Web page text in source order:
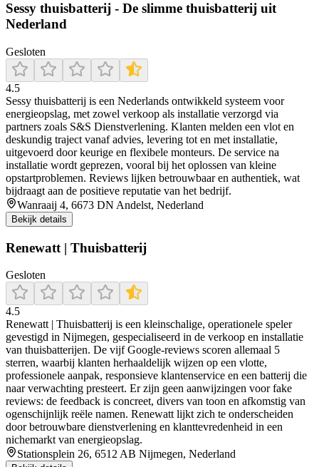
Sessy thuisbatterij - De slimme thuisbatterij uit
Nederland
Gesloten
4.5
Sessy thuisbatterij is een Nederlands ontwikkeld systeem voor
energieopslag, met zowel verkoop als installatie verzorgd via
partners zoals S&S Dienstverlening. Klanten melden een vlot en
deskundig traject vanaf advies, levering tot en met installatie,
uitgevoerd door keurige en flexibele monteurs. De service na
installatie wordt geprezen, vooral bij het oplossen van kleine
opstartproblemen. Reviews lijken betrouwbaar en authentiek, wat
bijdraagt aan de positieve reputatie van het bedrijf.
Wanraaij 4, 6673 DN Andelst, Nederland
Bekijk details
Renewatt | Thuisbatterij
Gesloten
4.5
Renewatt | Thuisbatterij is een kleinschalige, operationele speler
gevestigd in Nijmegen, gespecialiseerd in de verkoop en installatie
van thuisbatterijen. De vijf Google-reviews scoren allemaal 5
sterren, waarbij klanten herhaaldelijk wijzen op een vlotte,
professionele aanpak, responsieve klantenservice en een batterij die
naar verwachting presteert. Er zijn geen aanwijzingen voor fake
reviews: de feedback is concreet, divers van toon en afkomstig van
ogenschijnlijk reële namen. Renewatt lijkt zich te onderscheiden
door betrouwbare dienstverlening en klanttevredenheid in een
nichemarkt van energieopslag.
Stationsplein 26, 6512 AB Nijmegen, Nederland